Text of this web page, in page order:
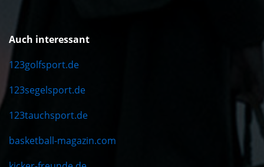
Auch interessant
123golfsport.de
123segelsport.de
123tauchsport.de
basketball-magazin.com